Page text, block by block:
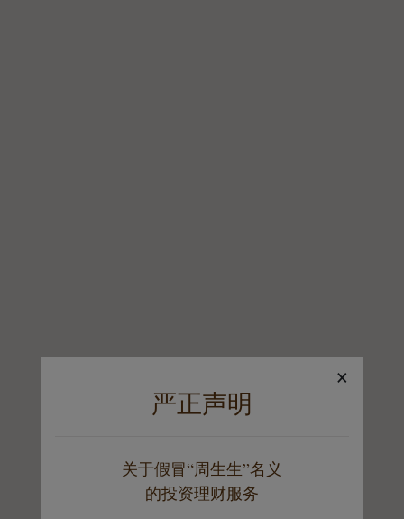
×
严正声明
关于假冒“周生生”名义
的投资理财服务